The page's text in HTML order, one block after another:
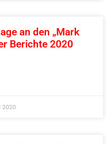
an den „Mark
Berichte 2020
2020